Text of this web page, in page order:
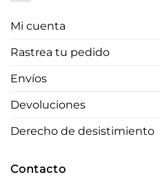
Mi cuenta
Rastrea tu pedido
Envíos
Devoluciones
Derecho de desistimiento
Contacto